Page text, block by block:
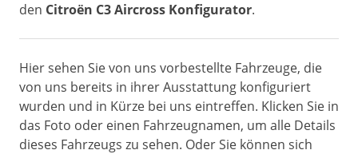
den Citroën C3 Aircross Konfigurator.
Hier sehen Sie von uns vorbestellte Fahrzeuge, die
von uns bereits in ihrer Ausstattung konfiguriert
wurden und in Kürze bei uns eintreffen. Klicken Sie in
das Foto oder einen Fahrzeugnamen, um alle Details
dieses Fahrzeugs zu sehen. Oder Sie können sich